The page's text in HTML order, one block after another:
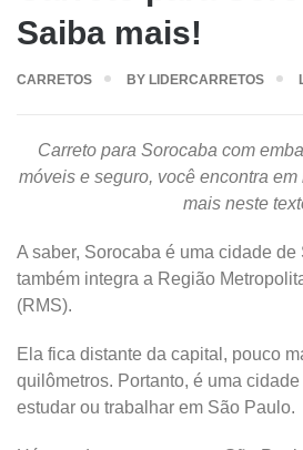
Saiba mais!
CARRETOS BY LIDERCARRETOS
Carreto para Sorocaba com
móveis e seguro, você encontra
mais neste
A saber, Sorocaba é uma cidade de
também integra a Região
(RMS).
Ela fica distante da capital, pouco
quilômetros. Portanto, é uma
estudar ou trabalhar em São Paulo.